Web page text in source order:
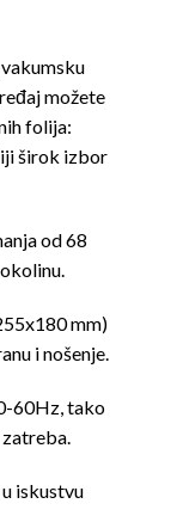
možete
folija:
širok izbor
od 68
mm)
i nošenje.
60Hz, tako
iskustvu